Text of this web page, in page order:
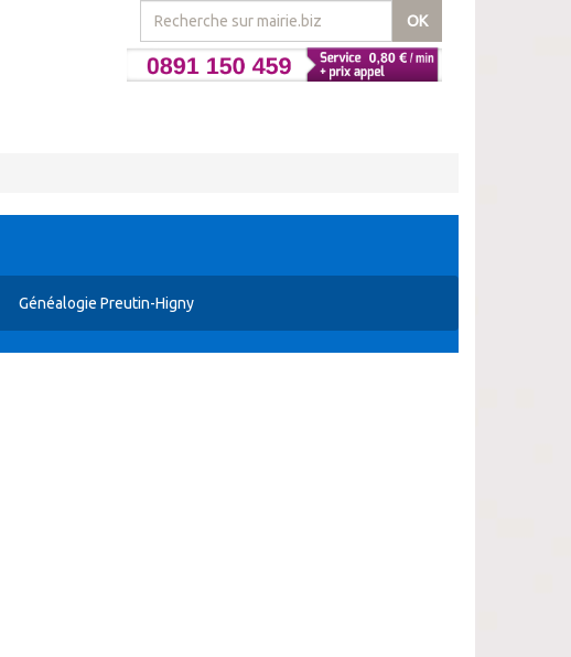
OK
Généalogie Preutin-Higny